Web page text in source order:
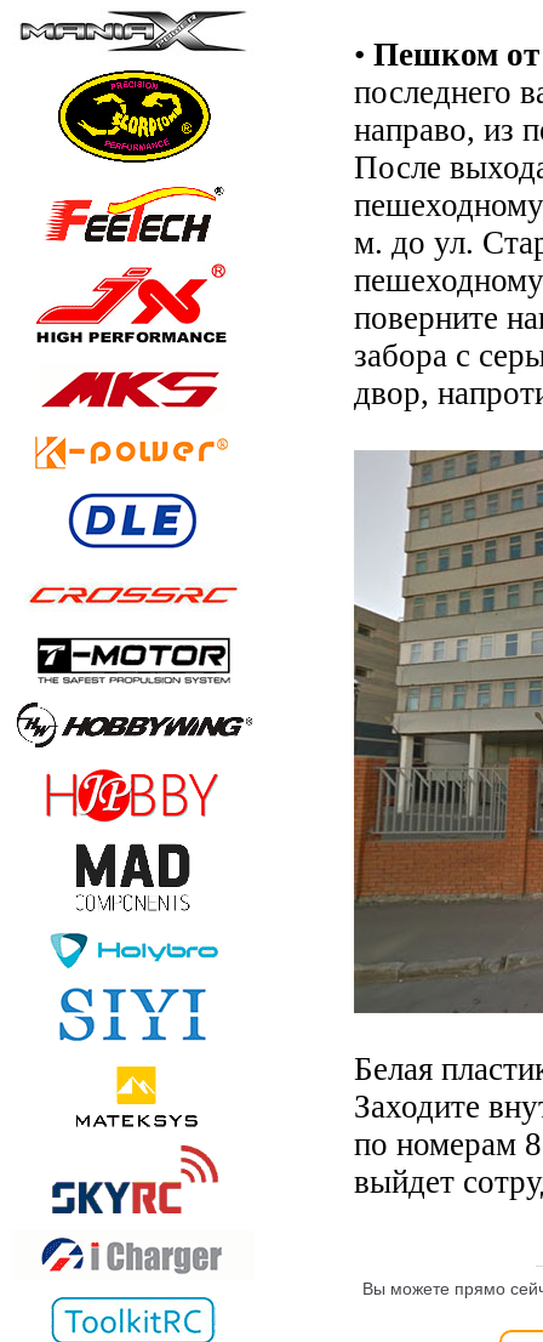
• Пешком от
последнего
направо, из
После
м. до ул.
поверните
забора с
двор,
Белая
Заходите
по номерам
выйдет
Вы можете прямо